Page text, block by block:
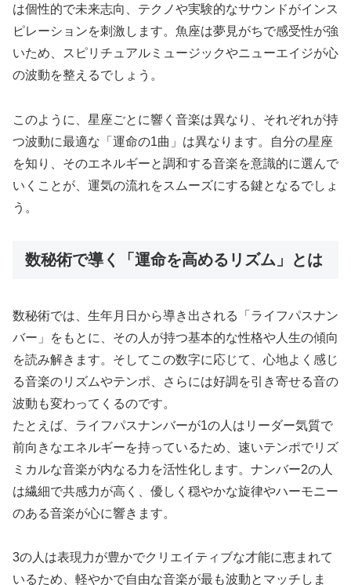
は個性的で未来志向、テクノや実験的なサウンドがインス
ピレーションを刺激します。魚座は夢見がちで感受性が強
いため、スピリチュアルミュージックやニューエイジが心
の波動を整えるでしょう。
このように、星座ごとに響く音楽は異なり、それぞれが持
つ波動に最適な「運命の1曲」は異なります。自分の星座
を知り、そのエネルギーと調和する音楽を意識的に選んで
いくことが、運気の流れをスムーズにする鍵となるでしょ
う。
数秘術で導く「運命を高めるリズム」とは
数秘術では、生年月日から導き出される「ライフパスナン
バー」をもとに、その人が持つ基本的な性格や人生の傾向
を読み解きます。そしてこの数字に応じて、心地よく感じ
る音楽のリズムやテンポ、さらには好調を引き寄せる音の
波動も変わってくるのです。
たとえば、ライフパスナンバーが1の人はリーダー気質で
前向きなエネルギーを持っているため、速いテンポでリズ
ミカルな音楽が内なる力を活性化します。ナンバー2の人
は繊細で共感力が高く、優しく穏やかな旋律やハーモニー
のある音楽が心に響きます。
3の人は表現力が豊かでクリエイティブな才能に恵まれて
いるため、軽やかで自由な音楽が最も波動とマッチしま